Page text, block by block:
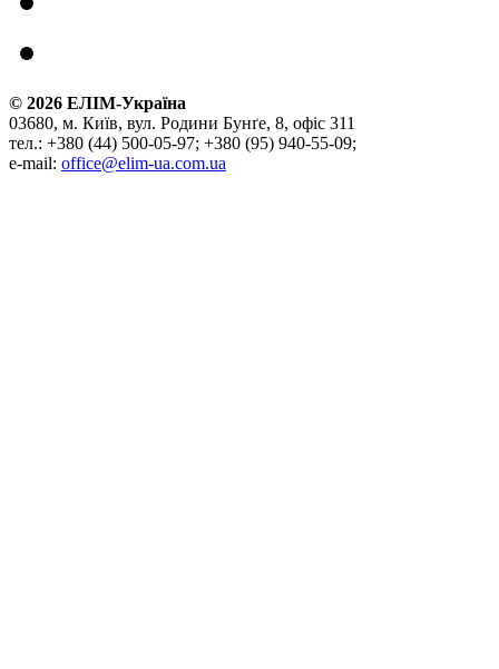
© 2026 ЕЛІМ-Україна
03680, м. Київ, вул. Родини Бунґе, 8, офіс 311
тел.: +380 (44) 500-05-97; +380 (95) 940-55-09;
e-mail: office@elim-ua.com.ua